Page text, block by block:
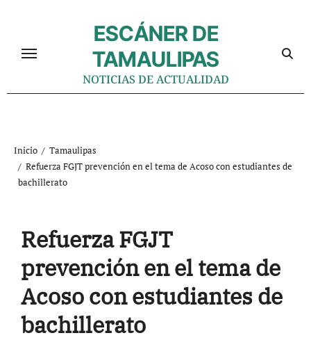
contenido
ESCÁNER DE
TAMAULIPAS
NOTICIAS DE ACTUALIDAD
Inicio
Tamaulipas
Refuerza FGJT prevención en el tema de Acoso con estudiantes de
bachillerato
Refuerza FGJT
prevención en el tema de
Acoso con estudiantes de
bachillerato